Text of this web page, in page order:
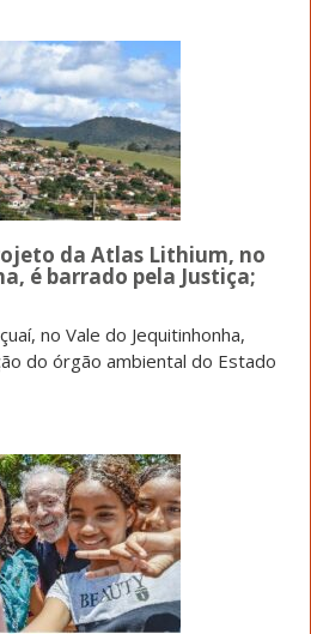
da Atlas Lithium, no
é barrado pela Justiça;
no Vale do Jequitinhonha,
do órgão ambiental do Estado